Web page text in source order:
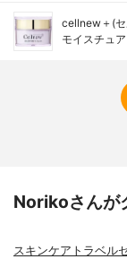
cellnew＋(
モイスチュ
Norikoさんが
スキンケアトラベル